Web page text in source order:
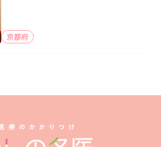
京都府